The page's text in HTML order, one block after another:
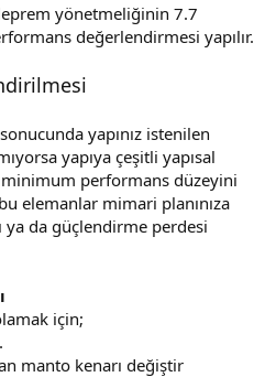
yönetmeliğinin 7.7
değerlendirmesi yapılır.
yapınız istenilen
yapıya çeşitli yapısal
performans düzeyini
elemanlar mimari planınıza
da güçlendirme perdesi
için;
manto kenarı değiştir